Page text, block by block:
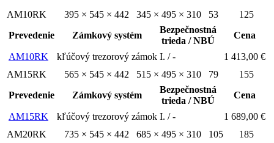
AM10RK
395 × 545 × 442 345 × 495 × 310 53
125
Prevedenie
Zámkový systém
Bezpečnostná
trieda / NBÚ
Cena
AM10RK kľúčový trezorový zámok I. / -
1 413,00 €
AM15RK
565 × 545 × 442 515 × 495 × 310 79
155
Prevedenie
Zámkový systém
Bezpečnostná
trieda / NBÚ
Cena
AM15RK kľúčový trezorový zámok I. / -
1 689,00 €
AM20RK
735 × 545 × 442 685 × 495 × 310 105
185